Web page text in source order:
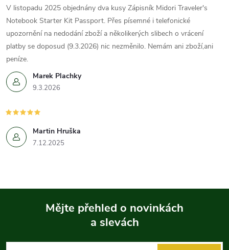
Marek Plachky
9.3.2026
V listopadu 2025 objednány dva kusy Zápisník Midori Traveler's
Notebook Starter Kit Passport. Přes písemné i telefonické
upozornění na nedodání zboží a několikerých slibech o vrácení
platby se doposud (9.3.2026) nic nezměnilo. Nemám ani zboží,ani
peníze.
Martin Hruška
7.12.2025
Mějte přehled o novinkách
a slevách